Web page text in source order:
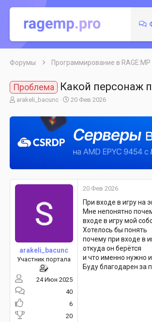
Форумы Программирование в RAGE:MP
Проблема Какой персонаж
А
т
т
ы
arakeli_bacunc
Д
т
ч
л
а
20 Фев 2026
arakeli_bacunc
Участник портала
24 Июн 2025
40
6
20
20 Фев 2026
При входе в игру на
Мне непонятно
входе в игру мой
Хотелось бы понять
почему при входе в
откуда он берётся
и что именно нужно
Буду благодарен за